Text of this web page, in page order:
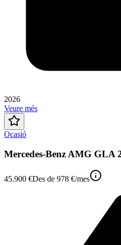
2026
Veure més
Ocasió
Mercedes-Benz AMG GLA
45.900 €Des de 978 €/mes